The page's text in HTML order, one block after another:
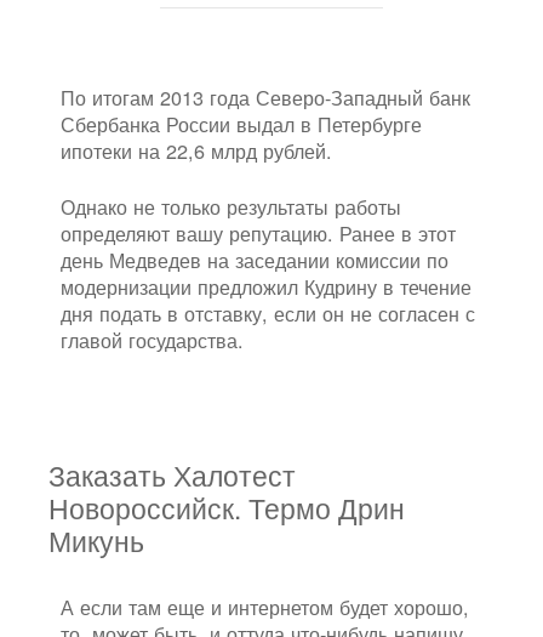
По итогам 2013 года Северо-Западный банк
Сбербанка России выдал в Петербурге
ипотеки на 22,6 млрд рублей.
Однако не только результаты работы
определяют вашу репутацию. Ранее в этот
день Медведев на заседании комиссии по
модернизации предложил Кудрину в течение
дня подать в отставку, если он не согласен с
главой государства.
Заказать Халотест
Новороссийск. Термо Дрин
Микунь
А если там еще и интернетом будет хорошо,